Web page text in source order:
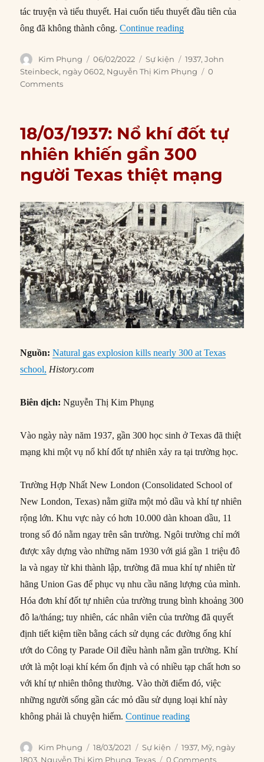
tác truyện và tiểu thuyết. Hai cuốn tiểu thuyết đầu tiên của
ông đã không thành công.Continue reading“06/02/1937: Tiểu
Author
Kim Phụng
Posted
on
06/02/2022 Categories
Sự kiện Tags
1937,John
Steinbeck, ngày 0602, Nguyễn Thị Kim Phụng
0
Comments
18/03/1937: Nổ khí đốt tự
nhiên khiến gần 300
người Texas thiệt mạng
Nguồn: Natural gas explosion kills nearly 300 at Texas
school, History.com
Biên dịch: Nguyễn Thị Kim Phụng
Vào ngày này năm 1937, gần 300 học sinh ở Texas đã thiệt
mạng khi một vụ nổ khí đốt tự nhiên xảy ra tại trường học.
Trường Hợp Nhất New London (Consolidated School of
New London, Texas) nằm giữa một mỏ dầu và khí tự nhiên
rộng lớn. Khu vực này có hơn 10.000 dàn khoan dầu, 11
trong số đó nằm ngay trên sân trường. Ngôi trường chỉ mới
được xây dựng vào những năm 1930 với giá gần 1 triệu đô
la và ngay từ khi thành lập, trường đã mua khí tự nhiên từ
hãng Union Gas để phục vụ nhu cầu năng lượng của mình.
Hóa đơn khí đốt tự nhiên của trường trung bình khoảng 300
đô la/tháng; tuy nhiên, các nhân viên của trường đã quyết
định tiết kiệm tiền bằng cách sử dụng các đường ống khí
ướt do Công ty Parade Oil điều hành nằm gần trường. Khí
ướt là một loại khí kém ổn định và có nhiều tạp chất hơn so
với khí tự nhiên thông thường. Vào thời điểm đó, việc
những người sống gần các mỏ dầu sử dụng loại khí này
không phải là chuyện hiếm.Continue reading“18/03/1937: Nổ
Author
Kim Phụng
Posted
on
18/03/2021 Categories
Sự kiện Tags
1937, Mỹ, ngày
1803, Nguyễn Thị Kim Phụng,Texas 0 Comments